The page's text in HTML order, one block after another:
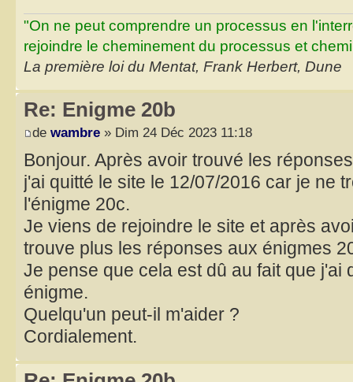
"On ne peut comprendre un processus en
rejoindre le cheminement du processus et
La première loi du Mentat, Frank Herbert, Dune
Re: Enigme 20b
de wambre » Dim 24 Déc 2023 11:18
Bonjour. Après avoir trouvé les
j'ai quitté le site le 12/07/2016 car je ne
l'énigme 20c.
Je viens de rejoindre le site et après
trouve plus les réponses aux énigmes
Je pense que cela est dû au fait que j'ai
énigme.
Quelqu'un peut-il m'aider ?
Cordialement.